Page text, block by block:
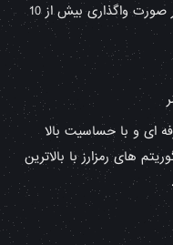
از تعداد 1 دستگاه پذیرفته شده و در صورت واگذاری بیش از 10
ای و با حساسیت بالا
های رمزارز با بالاترین